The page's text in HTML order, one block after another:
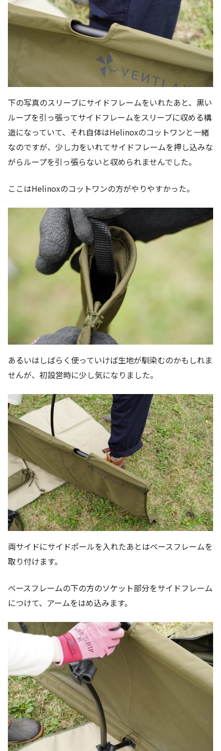
下の写真のスリーブにサイドフレームをいれたあと、黒い
ループを引っ張ってサイドフレームをスリーブに収める構
造になっていて、それ自体はHelinoxのコットワンと一緒
なのですが、少し力をいれてサイドフレームを押し込みな
がらループを引っ張らないと収められませんでした。
ここはHelinoxのコットワンの方がやりやすかった。
あるいはしばらく使っていけば生地が馴染むのかもしれま
せんが、初設営時に少し気になりました。
両サイドにサイドポールを入れたあとはベースフレームを
取り付けます。
ベースフレームの下の方のソケット部分をサイドフレーム
につけて、アームをはめ込みます。